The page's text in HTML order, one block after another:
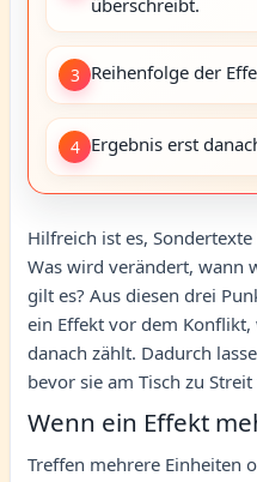
3 Reihenfolge der
4 Ergebnis erst
Hilfreich ist es,
Was wird verändert, wann
gilt es? Aus diesen drei
ein Effekt vor dem
danach zählt. Dadurch
bevor sie am Tisch zu
Wenn ein Effekt
Treffen mehrere Einheiten